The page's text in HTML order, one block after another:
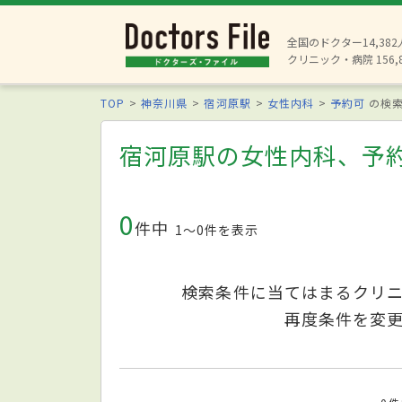
全国のドクター14,382
クリニック・病院
TOP 神奈川県 宿河原駅 女性内科 予約可 の検
宿河原駅の女性内科、予
0件中 1〜0件を表示
検索条件に当てはまるクリ
再度条件を変